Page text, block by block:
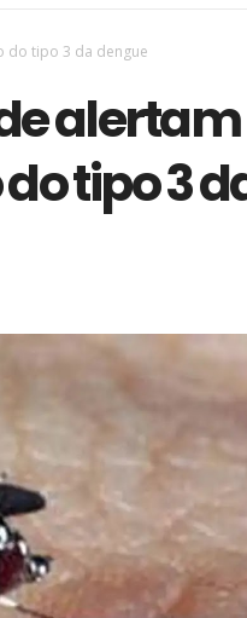
do tipo 3 da dengue
alertam
tipo 3